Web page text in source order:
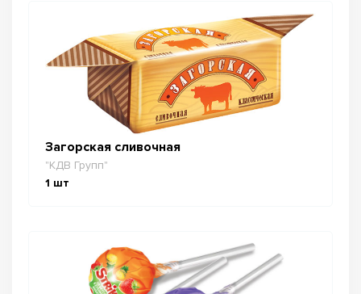
Загорская сливочная
"КДВ Групп"
1 шт